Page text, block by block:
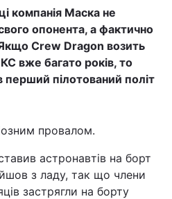
компанія Маска не
опонента, а фактично
Сrew Dragon возить
вже багато років, то
перший пілотований політ
провалом.
астронавтів на борт
з ладу, так що члени
застрягли на борту